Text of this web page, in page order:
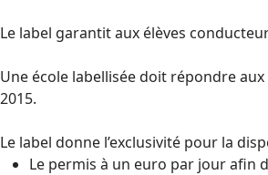
Le label garantit aux élèves
Une école labellisée doit répondre
2015.
Le label donne l’exclusivité pour la
Le permis à un euro par jour afin